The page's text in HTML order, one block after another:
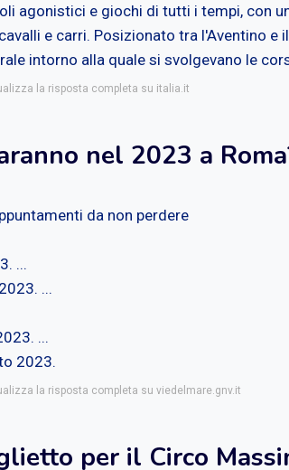
agonistici e giochi di tutti i tempi, con
e carri. Posizionato tra l'Aventino e
intorno alla quale si svolgevano le
la risposta completa su italia.it
nel 2023 a
da non perdere
...
...
...
2023.
la risposta completa su viedelmare.gnv.it
per il Circo